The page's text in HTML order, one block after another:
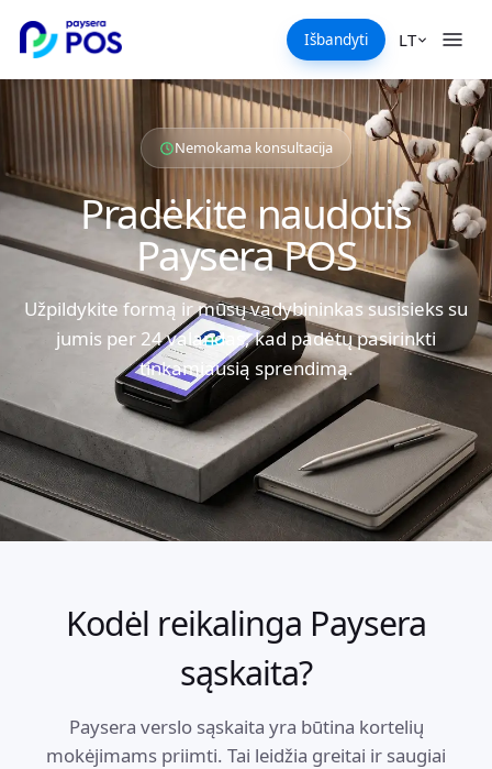
Išbandyti LT
Nemokama konsultacija
Pradėkite naudotis
Paysera POS
Užpildykite formą ir mūsų vadybininkas susisieks su
jumis per 24 valandas, kad padėtų pasirinkti
tinkamiausią sprendimą.
Kodėl reikalinga Paysera
sąskaita?
Paysera verslo sąskaita yra būtina kortelių
mokėjimams priimti. Tai leidžia greitai ir saugiai